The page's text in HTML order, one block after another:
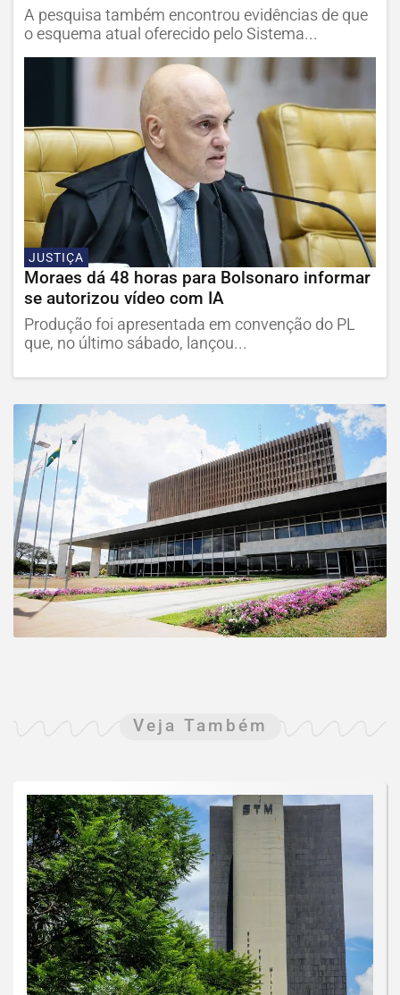
A pesquisa também encontrou evidências de que
o esquema atual oferecido pelo Sistema...
JUSTIÇA
Moraes dá 48 horas para Bolsonaro informar
se autorizou vídeo com IA
Produção foi apresentada em convenção do PL
que, no último sábado, lançou...
Veja Também